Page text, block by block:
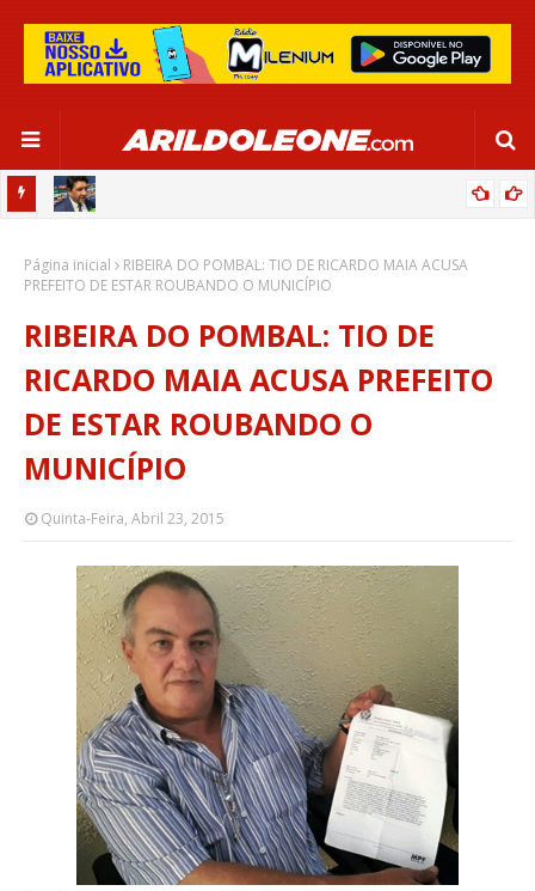
“SATISFAÇÃO MUITO GRANDE”
Página inicial
RIBEIRA DO POMBAL: TIO DE RICARDO MAIA ACUSA
PREFEITO DE ESTAR ROUBANDO O MUNICÍPIO
RIBEIRA DO POMBAL: TIO DE
RICARDO MAIA ACUSA PREFEITO
DE ESTAR ROUBANDO O
MUNICÍPIO
Quinta-Feira, Abril 23, 2015